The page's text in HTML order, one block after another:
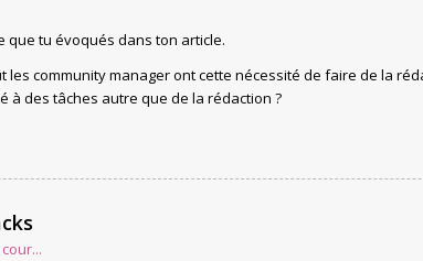
que tu évoqués dans ton article.
les community manager ont cette nécessité de faire de la
à des tâches autre que de la rédaction ?